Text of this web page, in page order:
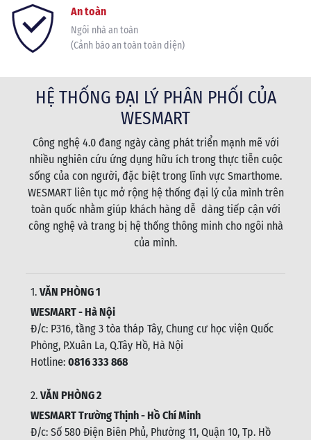
An toàn
Ngôi nhà an toàn
(Cảnh báo an toàn toàn diện)
HỆ THỐNG ĐẠI LÝ PHÂN PHỐI CỦA
WESMART
Công nghệ 4.0 đang ngày càng phát triển mạnh mẽ với
nhiều nghiên cứu ứng dụng hữu ích trong thực tiễn cuộc
sống của con người, đặc biệt trong lĩnh vực Smarthome.
WESMART liên tục mở rộng hệ thống đại lý của mình trên
toàn quốc nhằm giúp khách hàng dễ dàng tiếp cận với
công nghệ và trang bị hệ thống thông minh cho ngôi nhà
của mình.
1. VĂN PHÒNG 1
WESMART - Hà Nội
Đ/c: P316, tầng 3 tòa tháp Tây, Chung cư học viện Quốc
Phòng, P.Xuân La, Q.Tây Hồ, Hà Nội
Hotline: 0816 333 868
2. VĂN PHÒNG 2
WESMART Trường Thịnh - Hồ Chí Minh
Đ/c: Số 580 Điện Biên Phủ, Phường 11, Quận 10, Tp. Hồ